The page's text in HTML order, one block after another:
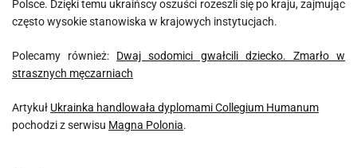
Polsce. Dzięki temu ukraińscy oszuści rozeszli się po kraju, zajmując
często wysokie stanowiska w krajowych instytucjach.
Polecamy również: Dwaj sodomici gwałcili dziecko. Zmarło w
strasznych męczarniach
Artykuł Ukrainka handlowała dyplomami Collegium Humanum
pochodzi z serwisu Magna Polonia.